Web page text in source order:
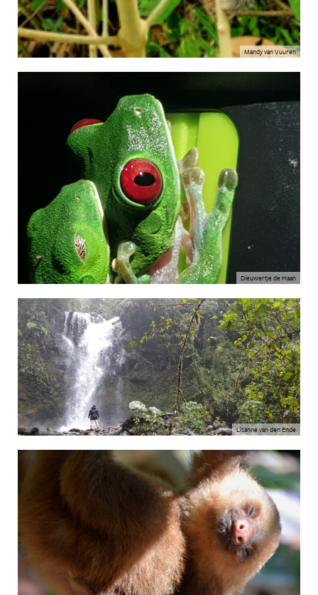
Mandy van Vuuren
Dieuwertje de Haan
Lisanne van den Ende